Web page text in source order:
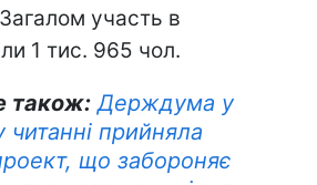
участь в
1 тис. 965 чол.
також: Держдума у
читанні прийняла
що забороняє